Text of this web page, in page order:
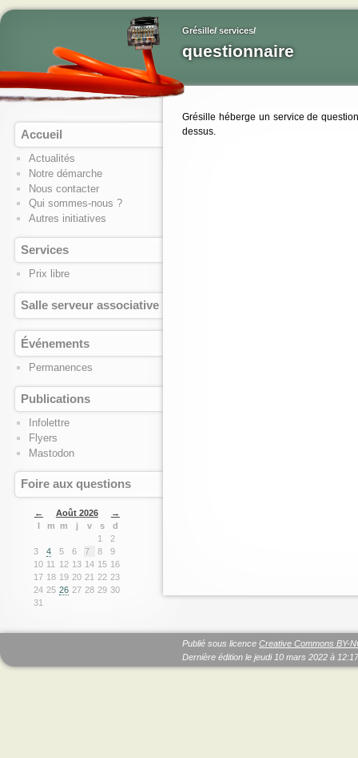
Grésille/ services/
questionnaire
Accueil
Actualités
Notre démarche
Nous contacter
Qui sommes-nous ?
Autres initiatives
Services
Prix libre
Salle serveur associative
Événements
Permanences
Publications
Infolettre
Flyers
Mastodon
Foire aux questions
← Août 2026
→
m m j v s
d
1
2
3
4 5 6 7 8
9
10 11 12 13 14 15 16
17 18 19 20 21 22 23
24 25 26 27 28 29 30
31
Grésille héberge un service de
dessus.
Publié sous licence Creative Commons BY-
Dernière édition le jeudi 10 mars 2022 à 12:17